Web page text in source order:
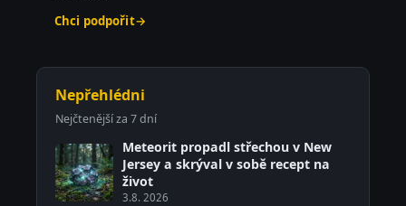
Chci podpořit→
Nepřehlédni
Nejčtenější za 7 dní
Meteorit propadl střechou v New
Jersey a skrýval v sobě recept na
život
3.8. 2026